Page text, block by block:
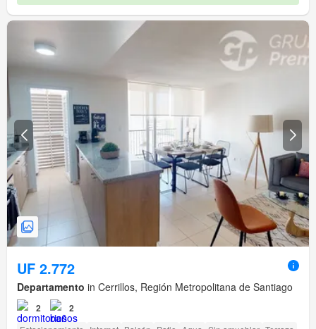
UF 2.772
Departamento in Cerrillos, Región Metropolitana de Santiago
2 2